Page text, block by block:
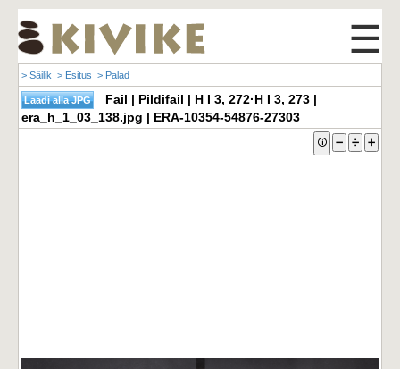
☰
> Säilik > Esitus > Palad
Fail | Pildifail | H I 3, 272·H I 3, 273 |
era_h_1_03_138.jpg | ERA-10354-54876-27303